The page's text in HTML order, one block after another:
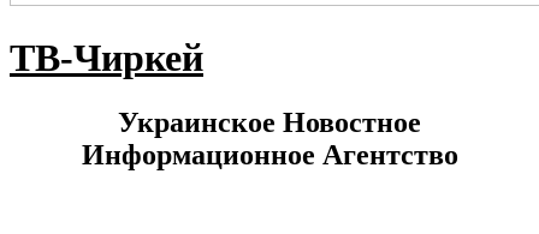
ТВ-Чиркей
Украинское Новостное
Информационное Агентство